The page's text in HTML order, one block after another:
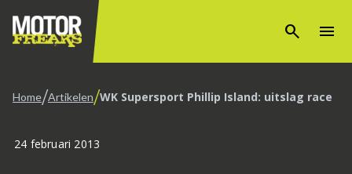
search menu
Home/Artikelen/WK Supersport Phillip Island: uitslag race
24 februari 2013